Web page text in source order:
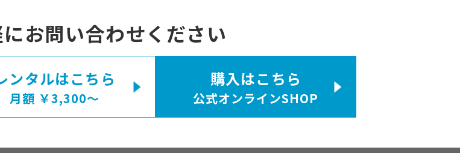
お問い合わせください
ンタルはこちら
月額 ￥3,300〜
購入はこちら
公式オンラインSHOP